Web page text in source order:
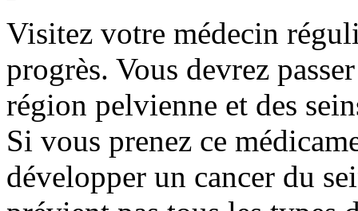
Visitez votre médecin
progrès. Vous devrez
région pelvienne et des
Si vous prenez ce
développer un cancer du